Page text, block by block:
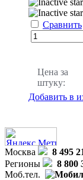
Сравнить
Цена за
штуку:
Добавить в
Москва
8 495
Регионы
8 800
Моб.тел.